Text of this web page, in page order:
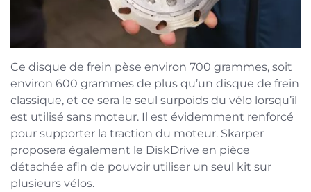
Ce disque de frein pèse environ 700 grammes, soit
environ 600 grammes de plus qu’un disque de frein
classique, et ce sera le seul surpoids du vélo lorsqu’il
est utilisé sans moteur. Il est évidemment renforcé
pour supporter la traction du moteur. Skarper
proposera également le DiskDrive en pièce
détachée afin de pouvoir utiliser un seul kit sur
plusieurs vélos.